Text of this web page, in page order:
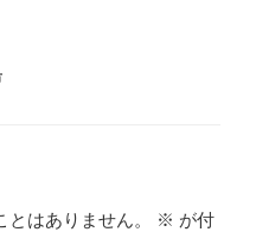
はありません。 ※ が付